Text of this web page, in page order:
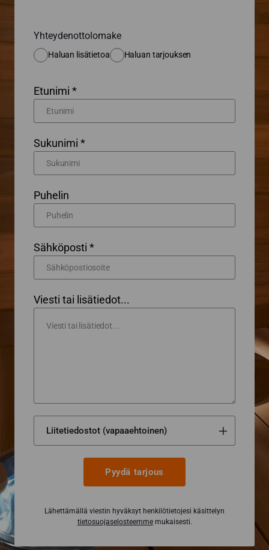
Yhteydenottolomake
Haluan lisätietoa Haluan tarjouksen
Etunimi *
Sukunimi *
Puhelin
Sähköposti *
Viesti tai lisätiedot...
Pyydä tarjous
Lähettämällä viestin hyväksyt henkilötietojesi käsittelyn
tietosuojaselosteemmemukaisesti.